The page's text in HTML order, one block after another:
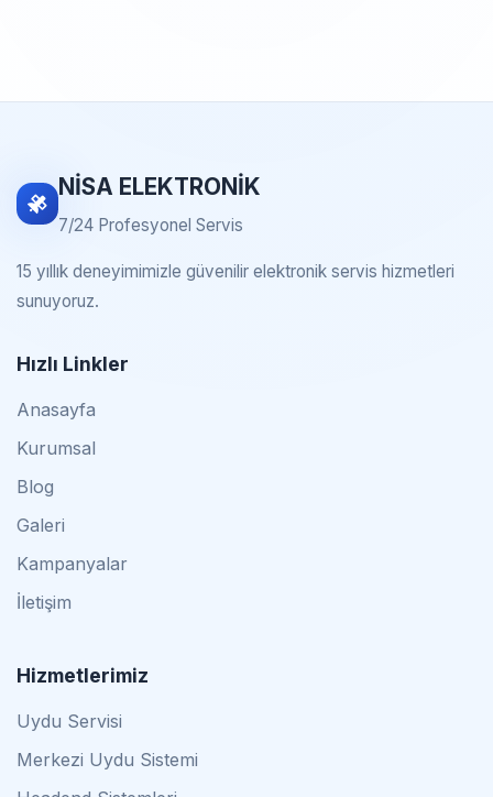
NİSA ELEKTRONİK
7/24 Profesyonel Servis
15 yıllık deneyimimizle güvenilir elektronik servis hizmetleri
sunuyoruz.
Hızlı Linkler
Anasayfa
Kurumsal
Blog
Galeri
Kampanyalar
İletişim
Hizmetlerimiz
Uydu Servisi
Merkezi Uydu Sistemi